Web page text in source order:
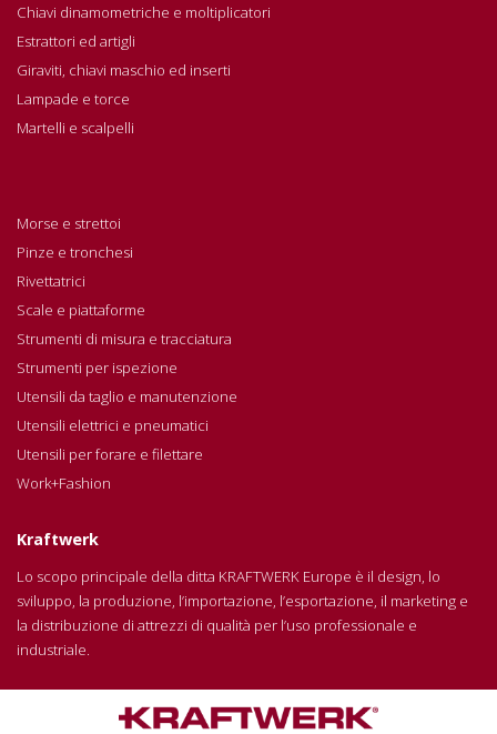
Chiavi dinamometriche e moltiplicatori
Estrattori ed artigli
Giraviti, chiavi maschio ed inserti
Lampade e torce
Martelli e scalpelli
Morse e strettoi
Pinze e tronchesi
Rivettatrici
Scale e piattaforme
Strumenti di misura e tracciatura
Strumenti per ispezione
Utensili da taglio e manutenzione
Utensili elettrici e pneumatici
Utensili per forare e filettare
Work+Fashion
Kraftwerk
Lo scopo principale della ditta KRAFTWERK Europe è il design, lo
sviluppo, la produzione, l’importazione, l’esportazione, il marketing e
la distribuzione di attrezzi di qualità per l’uso professionale e
industriale.